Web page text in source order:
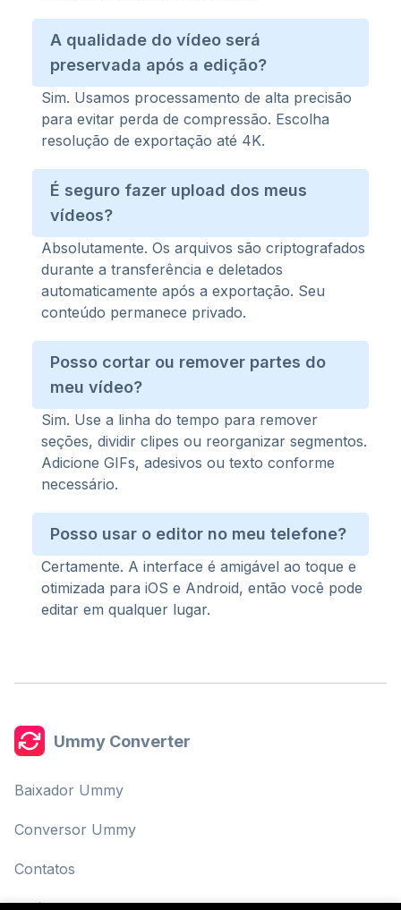
A qualidade do vídeo será
preservada após a edição?
Sim. Usamos processamento de alta precisão
para evitar perda de compressão. Escolha
resolução de exportação até 4K.
É seguro fazer upload dos meus
vídeos?
Absolutamente. Os arquivos são criptografados
durante a transferência e deletados
automaticamente após a exportação. Seu
conteúdo permanece privado.
Posso cortar ou remover partes do
meu vídeo?
Sim. Use a linha do tempo para remover
seções, dividir clipes ou reorganizar segmentos.
Adicione GIFs, adesivos ou texto conforme
necessário.
Posso usar o editor no meu telefone?
Certamente. A interface é amigável ao toque e
otimizada para iOS e Android, então você pode
editar em qualquer lugar.
Ummy Converter
Baixador Ummy
Conversor Ummy
Contatos